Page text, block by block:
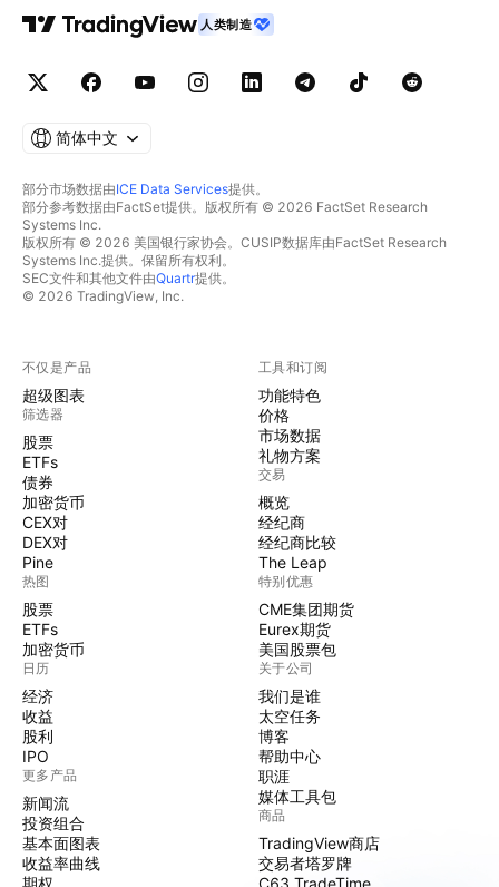
人类制造
简体中文
部分市场数据由ICE Data Services提供。
部分参考数据由FactSet提供。版权所有 © 2026 FactSet Research
Systems Inc.
版权所有 © 2026 美国银行家协会。CUSIP数据库由FactSet Research
Systems Inc.提供。保留所有权利。
SEC文件和其他文件由Quartr提供。
© 2026 TradingView, Inc.
不仅是产品
超级图表
筛选器
股票
ETFs
债券
加密货币
CEX对
DEX对
Pine
热图
股票
ETFs
加密货币
日历
经济
收益
股利
IPO
更多产品
新闻流
投资组合
基本面图表
收益率曲线
期权
工具和订阅
功能特色
价格
市场数据
礼物方案
交易
概览
经纪商
经纪商比较
The Leap
特别优惠
CME集团期货
Eurex期货
美国股票包
关于公司
我们是谁
太空任务
博客
帮助中心
职涯
媒体工具包
商品
TradingView商店
交易者塔罗牌
C63 TradeTime